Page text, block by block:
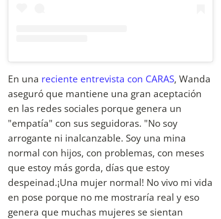
En una reciente entrevista con CARAS, Wanda
aseguró que mantiene una gran aceptación
en las redes sociales porque genera un
"empatía" con sus seguidoras. "No soy
arrogante ni inalcanzable. Soy una mina
normal con hijos, con problemas, con meses
que estoy más gorda, días que estoy
despeinad.¡Una mujer normal! No vivo mi vida
en pose porque no me mostraría real y eso
genera que muchas mujeres se sientan